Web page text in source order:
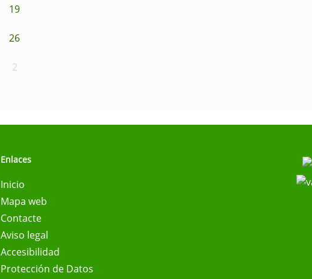
19
26
2
Enlaces
Inicio
Mapa web
Contacte
Aviso legal
Accesibilidad
Protección de Datos